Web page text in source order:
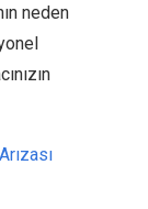
neden